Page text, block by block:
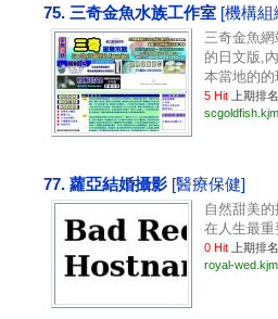
75. 三奇金魚水族工作室 [機構組
三奇金魚
的日文版,
本當地的
5 Hit 上期排
77. 蘿亞結婚攝影 [醫療保健]
自然甜美
在人生最
0 Hit 上期排
royal-